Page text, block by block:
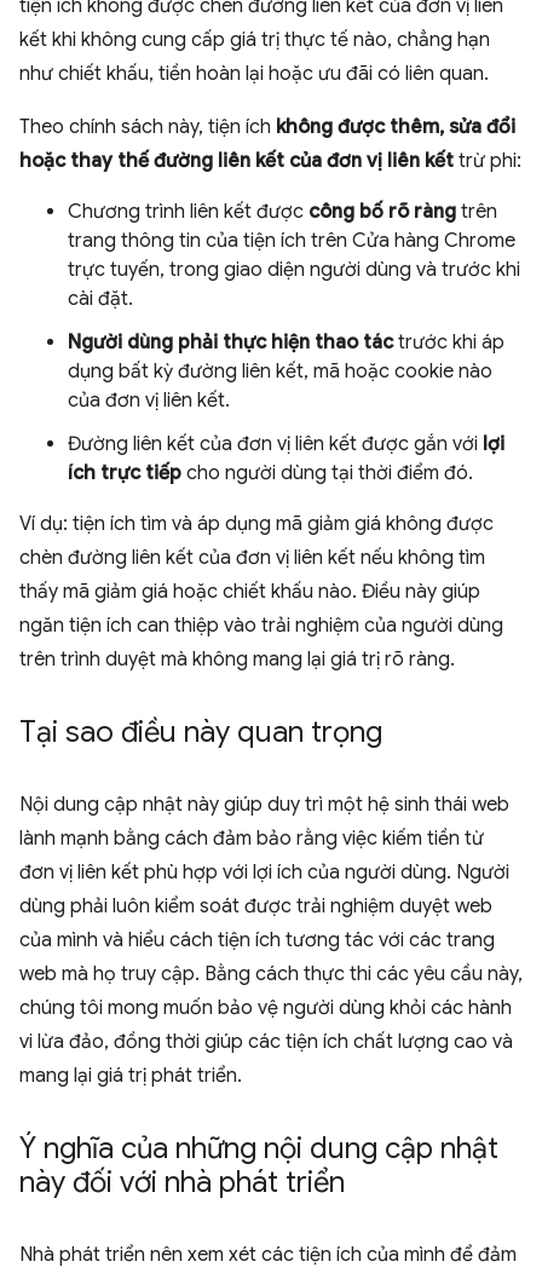
tiện ích không được chèn đường liên kết của đơn vị liên
kết khi không cung cấp giá trị thực tế nào, chẳng hạn
như chiết khấu, tiền hoàn lại hoặc ưu đãi có liên quan.
Theo chính sách này, tiện ích không được thêm, sửa đổi
hoặc thay thế đường liên kết của đơn vị liên kết trừ phi:
Chương trình liên kết được công bố rõ ràng trên
trang thông tin của tiện ích trên Cửa hàng Chrome
trực tuyến, trong giao diện người dùng và trước khi
cài đặt.
Người dùng phải thực hiện thao táctrước khi áp
dụng bất kỳ đường liên kết, mã hoặc cookie nào
của đơn vị liên kết.
Đường liên kết của đơn vị liên kết được gắn với lợi
ích trực tiếp cho người dùng tại thời điểm đó.
Ví dụ: tiện ích tìm và áp dụng mã giảm giá không được
chèn đường liên kết của đơn vị liên kết nếu không tìm
thấy mã giảm giá hoặc chiết khấu nào. Điều này giúp
ngăn tiện ích can thiệp vào trải nghiệm của người dùng
trên trình duyệt mà không mang lại giá trị rõ ràng.
Tại sao điều này quan trọng
Nội dung cập nhật này giúp duy trì một hệ sinh thái web
lành mạnh bằng cách đảm bảo rằng việc kiếm tiền từ
đơn vị liên kết phù hợp với lợi ích của người dùng. Người
dùng phải luôn kiểm soát được trải nghiệm duyệt web
của mình và hiểu cách tiện ích tương tác với các trang
web mà họ truy cập. Bằng cách thực thi các yêu cầu này,
chúng tôi mong muốn bảo vệ người dùng khỏi các hành
vi lừa đảo, đồng thời giúp các tiện ích chất lượng cao và
mang lại giá trị phát triển.
Ý nghĩa của những nội dung cập nhật
này đối với nhà phát triển
Nhà phát triển nên xem xét các tiện ích của mình để đảm